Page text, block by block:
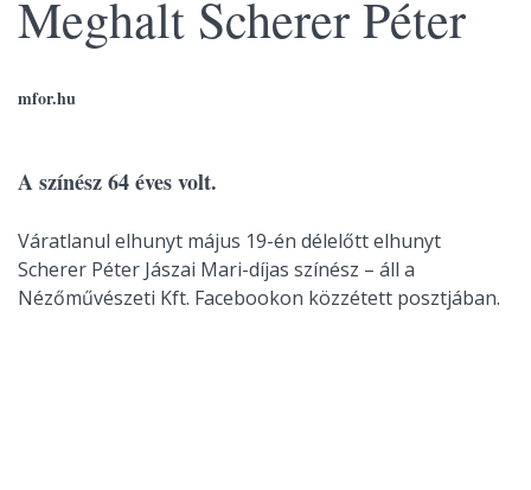
Meghalt Scherer Péter
mfor.hu
A színész 64 éves volt.
Váratlanul elhunyt május 19-én délelőtt elhunyt
Scherer Péter Jászai Mari-díjas színész – áll a
Nézőművészeti Kft. Facebookon közzétett posztjában.